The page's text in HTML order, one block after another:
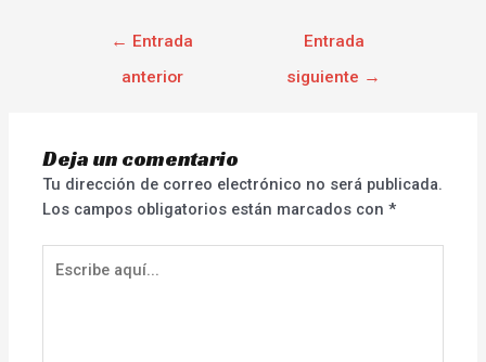
← Entrada
anterior
Entrada
siguiente →
Deja un comentario
Tu dirección de correo electrónico no será publicada.
Los campos obligatorios están marcados con*
aquí...